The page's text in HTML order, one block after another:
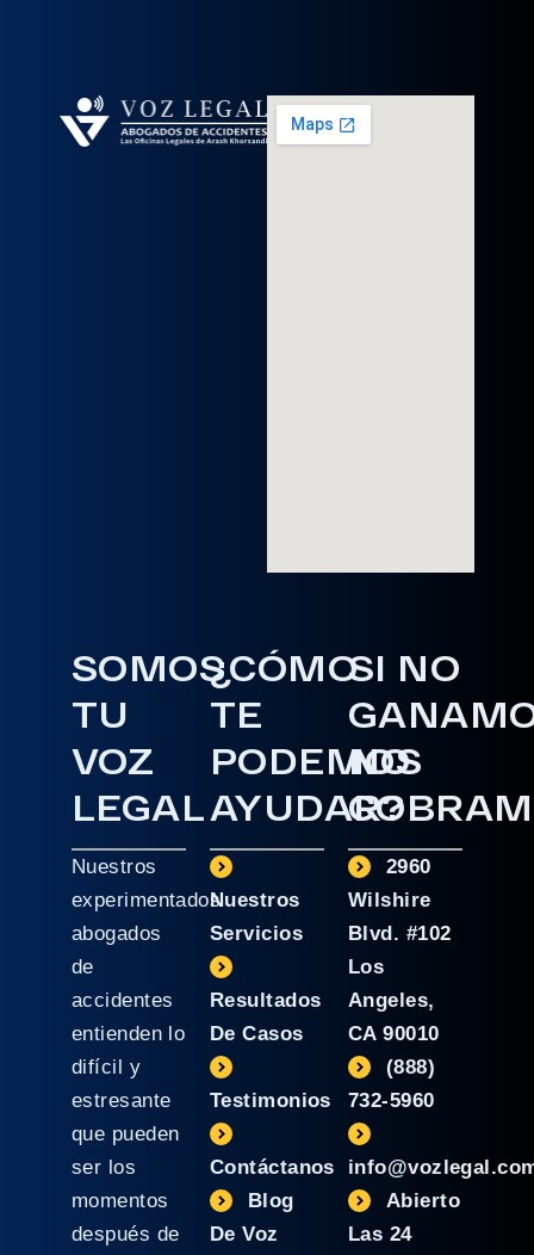
SOMOS
TU
VOZ
LEGAL
Nuestros
experimentados
abogados
de
accidentes
entienden lo
difícil y
estresante
que pueden
ser los
momentos
después de
¿CÓMO
TE
PODEMOS
AYUDAR?
Nuestros
Servicios
Resultados
De Casos
Testimonios
Contáctanos
Blog
De Voz
SI NO
NO
2960
Wilshire
Blvd. #102
Los
Angeles,
CA 90010
(888)
732-5960
Abierto
Las 24